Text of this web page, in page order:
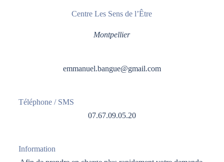
Centre Les Sens de l’Être
Montpellier
emmanuel.bangue@gmail.com
Téléphone / SMS
07.67.09.05.20
Information